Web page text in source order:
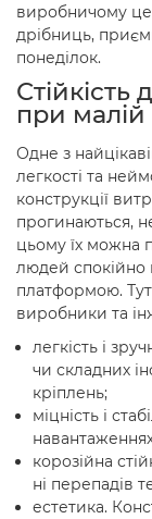
виробничому
дрібниць,
понеділок.
при малій
Одне з
легкості та
конструкції
прогинаються,
цьому їх можна
людей спокійно
платформою.
виробники та
легкість і
чи складних
кріплень;
міцність і
корозійна
ні перепадів
естетика.